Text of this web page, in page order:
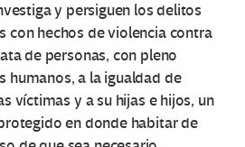
y persiguen los delitos
con hechos de violencia contra
de personas, con pleno
humanos, a la igualdad de
víctimas y a su hijas e hijos, un
en donde habitar de